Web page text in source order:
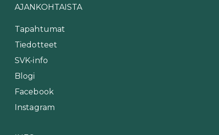
AJANKOHTAISTA
Tapahtumat
Tiedotteet
SVK-info
Blogi
Facebook
Instagram